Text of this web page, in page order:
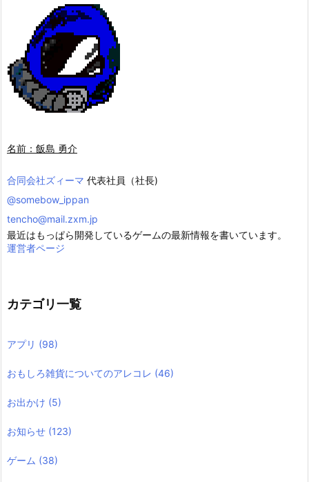
名前：飯島 勇介
合同会社ズィーマ 代表社員（社長)
@somebow_ippan
tencho@mail.zxm.jp
最近はもっぱら開発しているゲームの最新情報を書いています。
運営者ページ
カテゴリ一覧
アプリ (98)
おもしろ雑貨についてのアレコレ (46)
お出かけ (5)
お知らせ (123)
ゲーム (38)